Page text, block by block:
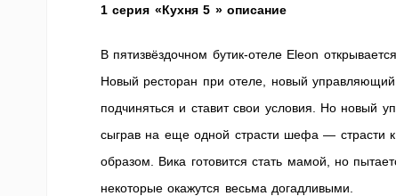
1 серия «Кухня 5 » описание
В пятизвёздочном бутик-отеле Eleon
Новый ресторан при отеле, новый
подчиняться и ставит свои условия. Но новый
сыграв на еще одной страсти шефа — страсти
образом. Вика готовится стать мамой, но
некоторые окажутся весьма догадливыми.